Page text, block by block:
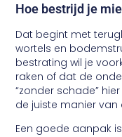
Hoe bestrijd je
Dat begint met
wortels en
bestrating wil je
raken of dat de
“zonder schade”
de juiste manier van
Een goede aanpak